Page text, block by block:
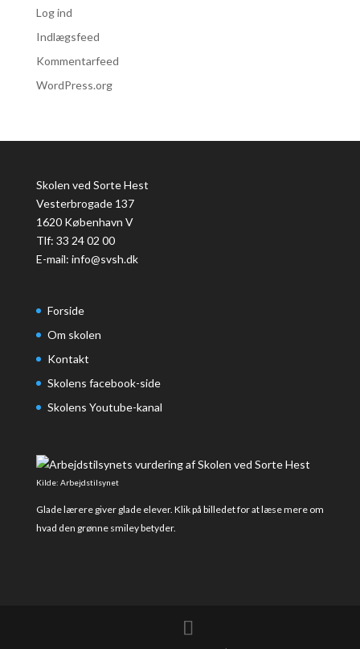
Log ind
Indlægsfeed
Kommentarfeed
WordPress.org
Skolen ved Sorte Hest
Vesterbrogade 137
1620 København V
Tlf: 33 24 02 00
E-mail: info@svsh.dk
Forside
Om skolen
Kontakt
Skolens facebook-side
Skolens Youtube-kanal
Kilde: Arbejdstilsynet
Glade lærere giver glade elever. Klik på billedet for at læse mere om
hvad den grønne smiley betyder.